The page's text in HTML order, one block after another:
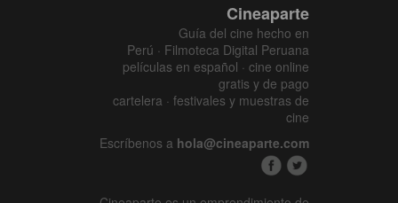
Cineaparte
Guía del cine hecho en
Perú · Filmoteca Digital Peruana
películas en español · cine online
gratis y de pago
cartelera · festivales y muestras de
cine
Escríbenos a hola@cineaparte.com